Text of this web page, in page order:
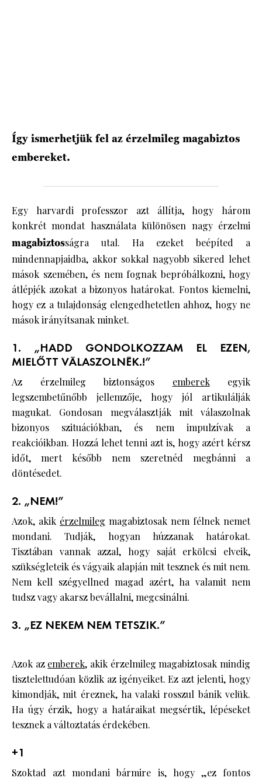
Így ismerhetjük fel az érzelmileg magabiztos
embereket.
Egy harvardi professzor azt állítja, hogy három
konkrét mondat használata különösen nagy érzelmi
magabiztosságra utal. Ha ezeket beépíted a
mindennapjaidba, akkor sokkal nagyobb sikered lehet
mások szemében, és nem fognak bepróbálkozni, hogy
átlépjék azokat a bizonyos határokat. Fontos kiemelni,
hogy ez a tulajdonság elengedhetetlen ahhoz, hogy ne
mások irányítsanak minket.
1. „HADD GONDOLKOZZAM EL EZEN,
MIELŐTT VÁLASZOLNÉK.!”
Az érzelmileg biztonságos emberekegyik
legszembetűnőbb jellemzője, hogy jól artikulálják
magukat. Gondosan megválasztják mit válaszolnak
bizonyos szituációkban, és nem impulzívak a
reakcióikban. Hozzá lehet tenni azt is, hogy azért kérsz
időt, mert később nem szeretnéd megbánni a
döntésedet.
2. „NEM!”
Azok, akik érzelmileg magabiztosak nem félnek nemet
mondani. Tudják, hogyan húzzanak határokat.
Tisztában vannak azzal, hogy saját erkölcsi elveik,
szükségleteik és vágyaik alapján mit tesznek és mit nem.
Nem kell szégyellned magad azért, ha valamit nem
tudsz vagy akarsz bevállalni, megcsinálni.
3. „EZ NEKEM NEM TETSZIK.”
Azok az emberek, akik érzelmileg magabiztosak mindig
tisztelettudóan közlik az igényeiket. Ez azt jelenti, hogy
kimondják, mit éreznek, ha valaki rosszul bánik velük.
Ha úgy érzik, hogy a határaikat megsértik, lépéseket
tesznek a változtatás érdekében.
+1
Szoktad azt mondani bármire is, hogy „ez fontos